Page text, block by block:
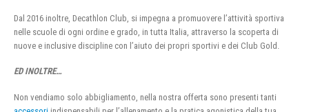
Dal 2016 inoltre, Decathlon Club, si impegna a promuovere l’attività sportiva
nelle scuole di ogni ordine e grado, in tutta Italia, attraverso la scoperta di
nuove e inclusive discipline con l’aiuto dei propri sportivi e dei Club Gold.
ED INOLTRE…
Non vendiamo solo abbigliamento, nella nostra offerta sono presenti tanti